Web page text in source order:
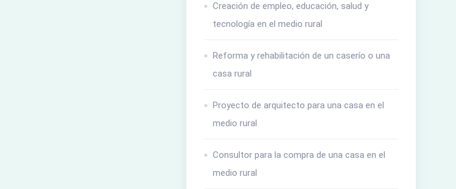
Creación de empleo, educación, salud y
tecnología en el medio rural
Reforma y rehabilitación de un caserío o una
casa rural
Proyecto de arquitecto para una casa en el
medio rural
Consultor para la compra de una casa en el
medio rural